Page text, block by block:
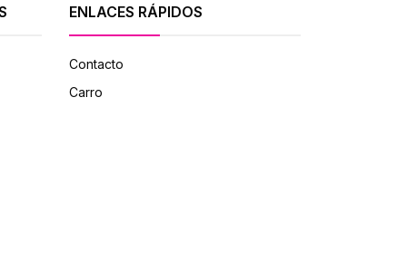
ENLACES RÁPIDOS
Contacto
Carro